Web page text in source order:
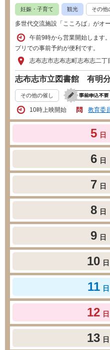
妊娠・子育て 観光 その他
多世代交流施設「こころば」がオ
午前9時から営業開始します
プリでの事前予約が便利です。
志布志市志布志町志布志二丁
志布志市立図書館 有明
その他の催し
10時上映開始 教育委
5 日
6 日
7 日
8 日
9 日
10 日
11 日
12 日
13 日